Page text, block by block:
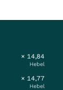
× 14,84
Hebel
× 14,77
Hebel